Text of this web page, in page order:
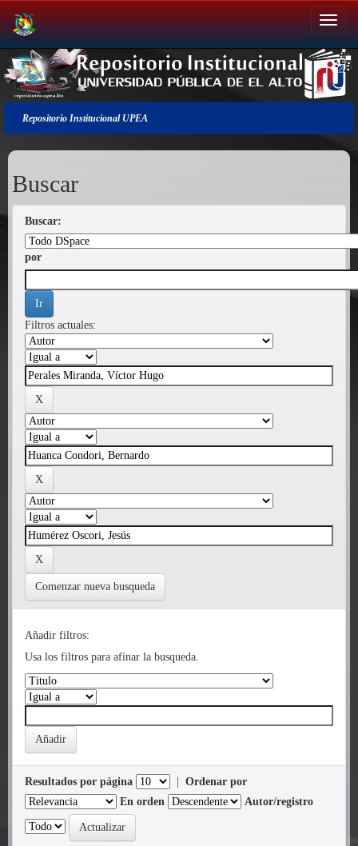
Salir
de
la
navegación
Repositorio Institucional UPEA
Buscar
Buscar:
por
Filtros actuales:
Comenzar nueva busqueda
Añadir filtros:
Usa los filtros para afinar la busqueda.
Resultados por página
Ordenar por
En orden
Autor/registro